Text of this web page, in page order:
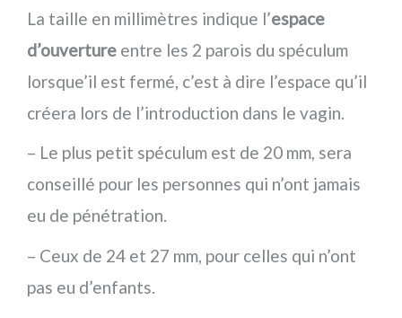
La taille en millimètres indique l’espace
d’ouverture entre les 2 parois du spéculum
lorsque’il est fermé, c’est à dire l’espace qu’il
créera lors de l’introduction dans le vagin.
– Le plus petit spéculum est de 20 mm, sera
conseillé pour les personnes qui n’ont jamais
eu de pénétration.
– Ceux de 24 et 27 mm, pour celles qui n’ont
pas eu d’enfants.